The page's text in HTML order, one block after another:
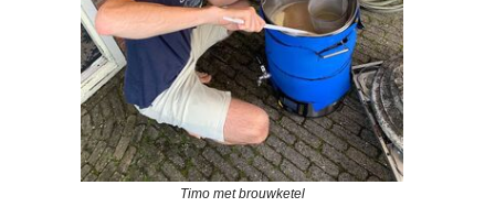
Timo met brouwketel